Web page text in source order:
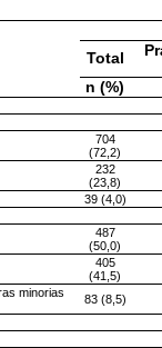
Total
n (%)
704
(72,2)
232
(23,8)
39 (4,0)
487
(50,0)
405
(41,5)
minorias
83 (8,5)